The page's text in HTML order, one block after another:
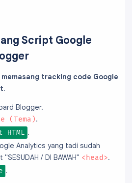
Script Google
tracking code Google
.
Blogger.
(Tema).
HTML .
Analytics yang tadi sudah
/ DI BAWAH" <head>.
.